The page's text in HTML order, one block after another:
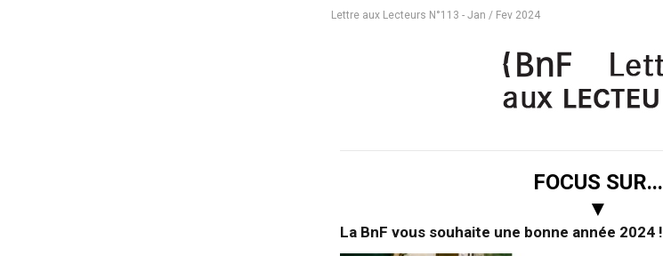
Lettre aux Lecteurs N°113 - Jan / Fev 2024
FOCUS SUR...
▼
La BnF vous souhaite une bonne année 2024 !